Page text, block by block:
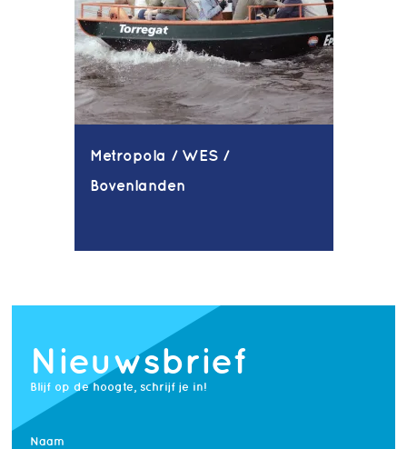
Metropola / WES /
Bovenlanden
Nieuwsbrief
Blijf op de hoogte, schrijf je in!
Naam